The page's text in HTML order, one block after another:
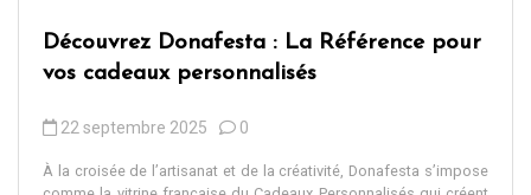
Découvrez Donafesta : La Référence pour
vos cadeaux personnalisés
22 septembre 2025 0
À la croisée de l’artisanat et de la créativité, Donafesta s’impose